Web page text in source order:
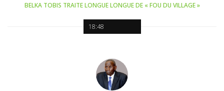
18:48
BELKA TOBIS TRAITE LONGUE LONGUE DE « FOU DU VILLAGE »